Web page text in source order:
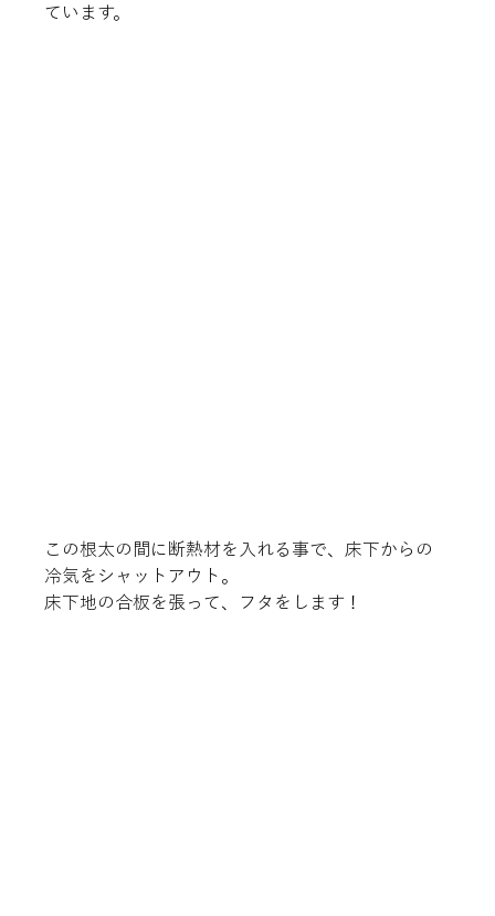
ています。
この根太の間に断熱材を入れる事で、床下からの
冷気をシャットアウト。
床下地の合板を張って、フタをします！